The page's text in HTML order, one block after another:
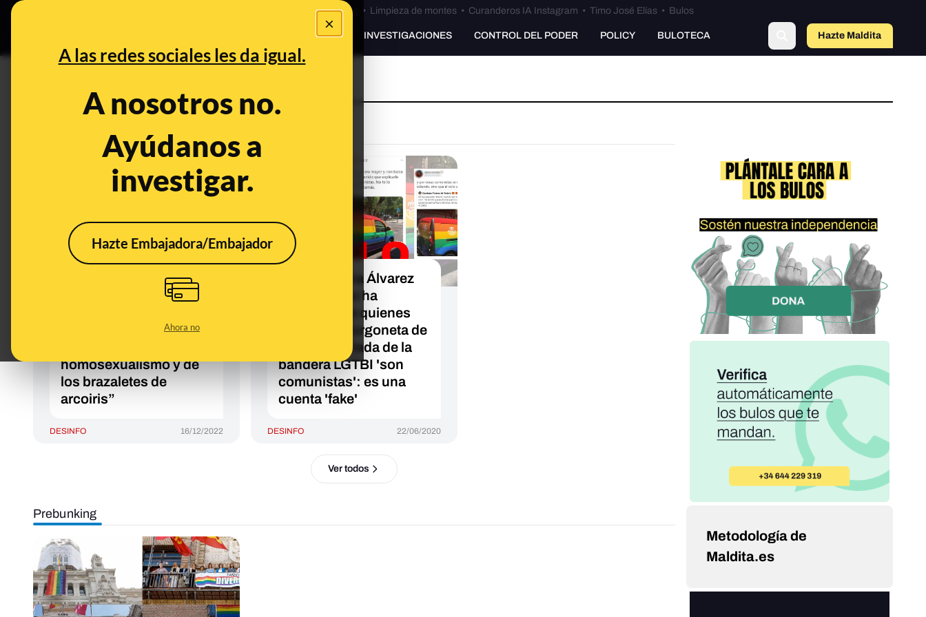
×
A las redes sociales les da igual.
A nosotros no.
Ayúdanos a
investigar.
Hazte Embajadora/Embajador
Ahora no
Bulos Ceuta • Limpieza de montes• Curanderos IA Instagram • Timo José Elías• Bulos
PREBUNKING INVESTIGACIONES CONTROL DEL PODER POLICY BULOTECA Hazte Maldita
bandera arcoíris
La desinformación sin
pruebas que atribuye a
declaraciones en las
homosexualismo y de
los brazaletes de
arcoiris”
DESINFO 16/12/2022
No, Cayetana Álvarez
de Toledo no ha
tuiteado que quienes
tienen una furgoneta de
Correos pintada de la
bandera LGTBI 'son
comunistas': es una
cuenta 'fake'
DESINFO 22/06/2020
Ver todos
Prebunking
Metodología de
Maldita.es